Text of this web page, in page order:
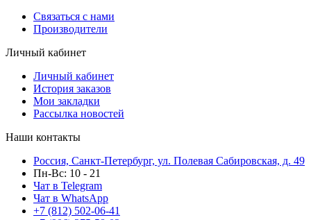
Связаться с нами
Производители
Личный кабинет
Личный кабинет
История заказов
Мои закладки
Рассылка новостей
Наши контакты
Россия, Санкт-Петербург, ул. Полевая Сабировская, д. 49
Пн-Вс: 10 - 21
Чат в Telegram
Чат в WhatsApp
+7 (812) 502-06-41